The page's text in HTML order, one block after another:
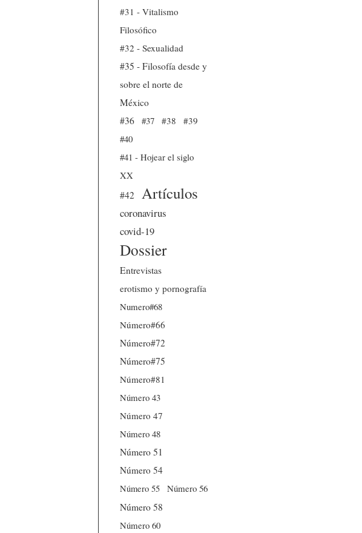
#31 - Vitalismo
Filosófico
#32 - Sexualidad
#35 - Filosofía desde y
sobre el norte de
México
#36
#37 #38
#39
#40
#41 - Hojear el siglo
XX
#42
Artículos
coronavirus
covid-19
Dossier
Entrevistas
erotismo y pornografía
Numero#68
Número#66
Número#72
Número#75
Número#81
Número 43
Número 47
Número 48
Número 51
Número 54
Número 55
Número 56
Número 58
Número 60